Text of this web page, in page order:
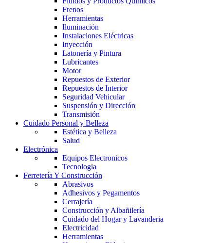
Frenos
Herramientas
Iluminación
Instalaciones Eléctricas
Inyección
Latonería y Pintura
Lubricantes
Motor
Repuestos de Exterior
Repuestos de Interior
Seguridad Vehicular
Suspensión y Dirección
Transmisión
Cuidado Personal y Belleza
Estética y Belleza
Salud
Electrónica
Equipos Electronicos
Tecnologia
Ferretería Y Construcción
Abrasivos
Adhesivos y Pegamentos
Cerrajería
Construcción y Albañilería
Cuidado del Hogar y Lavanderia
Electricidad
Herramientas